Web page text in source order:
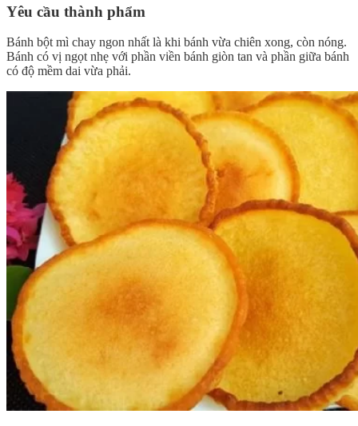
Yêu cầu thành phẩm
Bánh bột mì chay ngon nhất là khi bánh vừa chiên xong, còn nóng.
Bánh có vị ngọt nhẹ với phần viền bánh giòn tan và phần giữa bánh
có độ mềm dai vừa phải.